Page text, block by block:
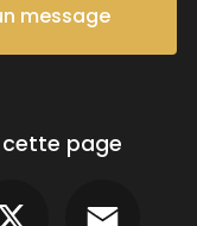
message
page